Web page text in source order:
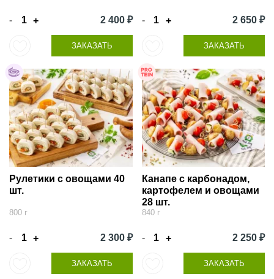
- + 2 400 ₽
ЗАКАЗАТЬ
- + 2 650 ₽
ЗАКАЗАТЬ
Рулетики с овощами 40
шт.
800 г
- + 2 300 ₽
ЗАКАЗАТЬ
Канапе с карбонадом,
картофелем и овощами
28 шт.
840 г
- + 2 250 ₽
ЗАКАЗАТЬ